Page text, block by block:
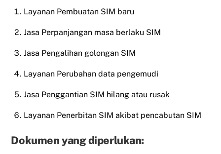
Layanan Pembuatan SIM baru
Jasa Perpanjangan masa berlaku SIM
Jasa Pengalihan golongan SIM
Layanan Perubahan data pengemudi
Jasa Penggantian SIM hilang atau rusak
Layanan Penerbitan SIM akibat pencabutan SIM
Dokumen yang diperlukan: